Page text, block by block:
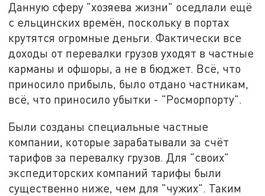
Данную сферу "хозяева жизни" оседлали ещё
с ельцинских времён, поскольку в портах
крутятся огромные деньги. Фактически все
доходы от перевалки грузов уходят в частные
карманы и офшоры, а не в бюджет. Всё, что
приносило прибыль, было отдано частникам,
всё, что приносило убытки - "Росморпорту".
Были созданы специальные частные
компании, которые зарабатывали за счёт
тарифов за перевалку грузов. Для "своих"
экспедиторских компаний тарифы были
существенно ниже, чем для "чужих". Таким